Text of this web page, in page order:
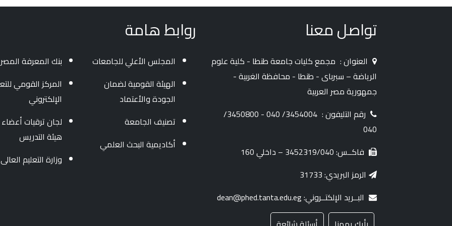
تواصل معنا
العنوان : مجمع كليات جامعة طنطا - كلية علوم
الرياضة – سبرباى - طنطا - محافظة الغربية -
جمهورية مصر العربية
رقم التليفون :
3454004/ 040 - 3450800/
040
فاكــس: 3452319/040 – داخلي 160
الرمز البريدي: 31733
البــريد الإلكتــروني: dean@phed.tanta.edu.eg
روابط هامة
المجلس الأعلي للجامعات
الهيئة القومية لضمان
الجودة والأعتماد
تصنيف الجامعة
أكاديمية البحث العلمي
بنك المعرفة
المركز القومي
الإلكتروني
لجان ترقيات أعضاء
هيئة التدريس
وزارة التعليم العالى